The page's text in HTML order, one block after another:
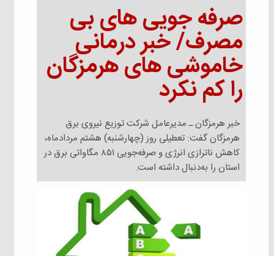
صرفه جویی های بی
مصرف/ خبر درمانی
خاموشی های هرمزگان
را کم نکرد
خبر هرمزگان ـ مدیرعامل شرکت توزیع نیروی برق
هرمزگان گفت: تعطیلی روز (چهارشنبه) هشتم مردادماه،
کاهش ناترازی انرژی و صرفه‌جویی ۸۵۱ مگاواتی برق در
استان را به‌دنبال داشته است.